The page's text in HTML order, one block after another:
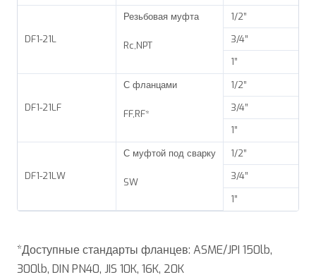
DF1-21L
Резьбовая муфта
Rc,NPT
1/2”
3/4”
1”
DF1-21LF
С фланцами
FF,RF*
1/2”
3/4”
1”
DF1-21LW
С муфтой под сварку
SW
1/2”
3/4”
1”
*Доступные стандарты фланцев: ASME/JPI 150lb,
300lb, DIN PN40, JIS 10K, 16K, 20K